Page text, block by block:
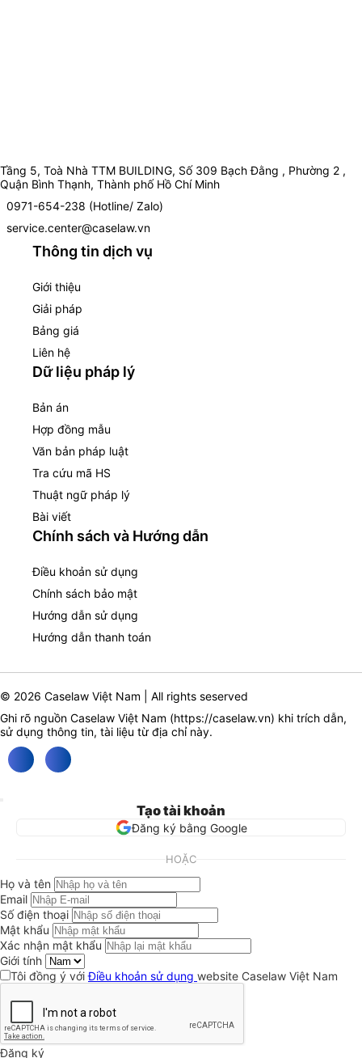
Tầng 5, Toà Nhà TTM BUILDING, Số 309 Bạch Đằng , Phường 2 ,
Quận Bình Thạnh, Thành phố Hồ Chí Minh
0971-654-238 (Hotline/ Zalo)
service.center@caselaw.vn
Thông tin dịch vụ
Giới thiệu
Giải pháp
Bảng giá
Liên hệ
Dữ liệu pháp lý
Bản án
Hợp đồng mẫu
Văn bản pháp luật
Tra cứu mã HS
Thuật ngữ pháp lý
Bài viết
Chính sách và Hướng dẫn
Điều khoản sử dụng
Chính sách bảo mật
Hướng dẫn sử dụng
Hướng dẫn thanh toán
© 2026 Caselaw Việt Nam | All rights seserved
Ghi rõ nguồn Caselaw Việt Nam (https://caselaw.vn) khi trích dẫn,
sử dụng thông tin, tài liệu từ địa chỉ này.
Tạo tài khoản
Đăng ký bằng Google
HOẶC
Họ và tên
Email
Số điện thoại
Mật khẩu
Xác nhận mật khẩu
Giới tính
Tôi đồng ý vớiĐiều khoản sử dụng website Caselaw Việt Nam
Đăng ký